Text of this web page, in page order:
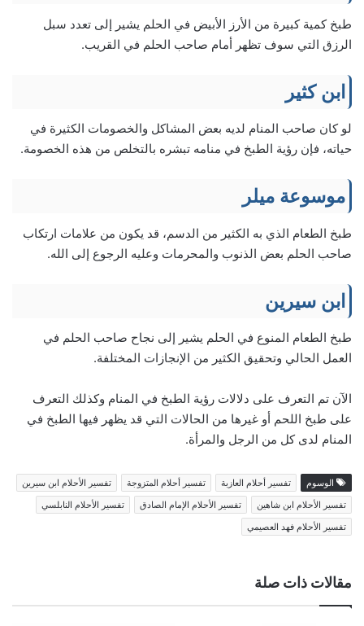
طبخ كمية كبيرة من الأرز الأبيض في الحلم يشير إلى تعدد سبل
الرزق التي سوف تظهر أمام صاحب الحلم في القريب.
ابن كثير
لو كان صاحب المنام لديه بعض المشاكل والخصومات الكثيرة في
حياته، فإن رؤية الطبخ في منامه تبشره بالتخلص من هذه الخصومة.
موسوعة ميلر
طبخ الطعام الذي به الكثير من الدسم، قد يكون من علامات ارتكاب
صاحب الحلم بعض الذنوب والمحرمات وعليه الرجوع إلى الله.
ابن سيرين
طبخ الطعام المنوع في الحلم يشير إلى نجاح صاحب الحلم في
العمل الحالي وتحقيق الكثير من الإنجازات المختلفة.
الآن تم التعرف على دلالات رؤية الطبخ في المنام وكذلك التعرف
على طبخ اللحم أو غيرها من الحالات التي قد يظهر فيها الطبخ في
المنام لدى كل من الرجل والمرأة.
الوسوم تفسير أحلام العازبة تفسير أحلام المتزوجة
تفسير الأحلام ابن سيرين
تفسير الأحلام ابن شاهين
تفسير الأحلام الإمام الصادق
تفسير الأحلام النابلسي
تفسير الأحلام فهد العصيمي
مقالات ذات صلة